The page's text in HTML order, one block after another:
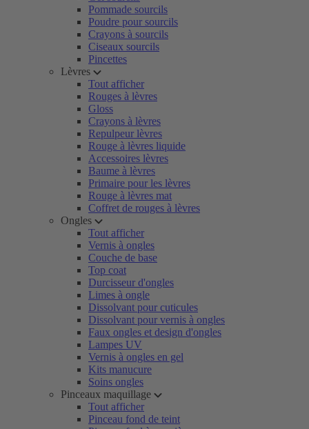
Pommade sourcils
Poudre pour sourcils
Crayons à sourcils
Ciseaux sourcils
Pincettes
Lèvres
Tout afficher
Rouges à lèvres
Gloss
Crayons à lèvres
Repulpeur lèvres
Rouge à lèvres liquide
Accessoires lèvres
Baume à lèvres
Primaire pour les lèvres
Rouge à lèvres mat
Coffret de rouges à lèvres
Ongles
Tout afficher
Vernis à ongles
Couche de base
Top coat
Durcisseur d'ongles
Limes à ongle
Dissolvant pour cuticules
Dissolvant pour vernis à ongles
Faux ongles et design d'ongles
Lampes UV
Vernis à ongles en gel
Kits manucure
Soins ongles
Pinceaux maquillage
Tout afficher
Pinceau fond de teint